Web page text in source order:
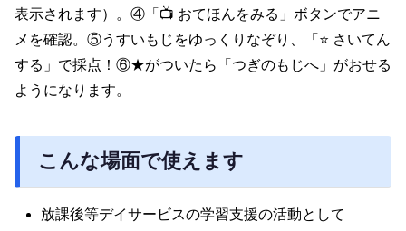
表示されます）。④「📺 おてほんをみる」ボタンでアニ
メを確認。⑤うすいもじをゆっくりなぞり、「⭐ さいてん
する」で採点！⑥★がついたら「つぎのもじへ」がおせる
ようになります。
こんな場面で使えます
放課後等デイサービスの学習支援の活動として